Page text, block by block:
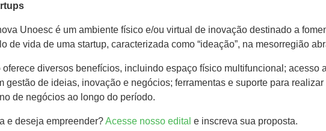
Unoesc é um ambiente físico e/ou virtual de inovação destinado a
de vida de uma startup, caracterizada como “ideação”, na mesorregião
diversos benefícios, incluindo espaço físico multifuncional; acesso
gestão de ideias, inovação e negócios; ferramentas e suporte para
de negócios ao longo do período.
e deseja empreender?Acesse nosso edital e inscreva sua proposta.